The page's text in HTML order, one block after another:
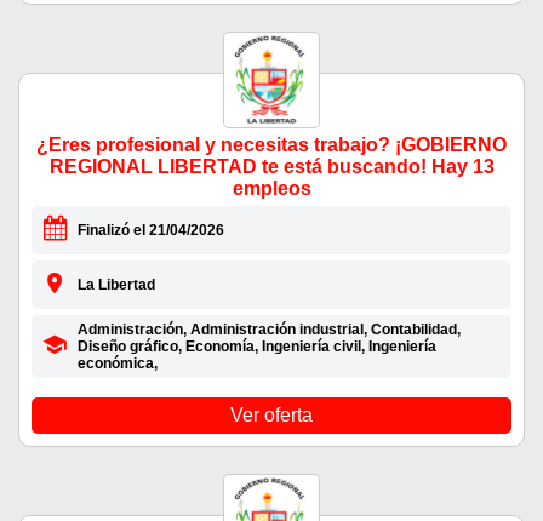
¿Eres profesional y necesitas trabajo? ¡GOBIERNO
REGIONAL LIBERTAD te está buscando! Hay 13
empleos
Finalizó el 21/04/2026
La Libertad
Administración, Administración industrial, Contabilidad,
Diseño gráfico, Economía, Ingeniería civil, Ingeniería
económica,
Ver oferta